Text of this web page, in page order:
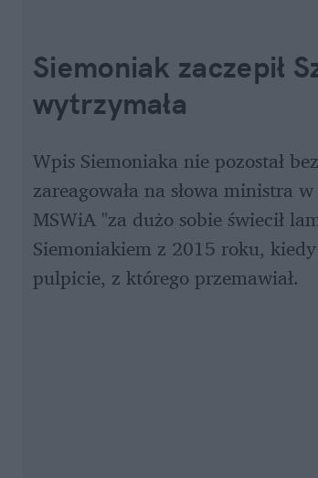
Siemoniak zaczepił
wytrzymała
Wpis Siemoniaka nie pozostał
zareagowała na słowa ministra
MSWiA "za dużo sobie świecił
Siemoniakiem z 2015 roku,
pulpicie, z którego przemawiał.